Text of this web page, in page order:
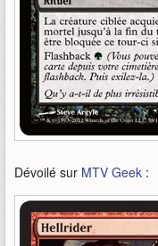
Dévoilé sur MTV Geek :